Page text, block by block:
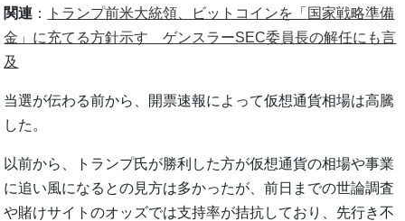
関連 ：
トランプ前米大統領、ビットコインを「国家戦略準備
金」に充てる方針示す ゲンスラーSEC委員長の解任にも言
及
当選が伝わる前から、開票速報によって仮想通貨相場は高騰
した。
以前から、トランプ氏が勝利した方が仮想通貨の相場や事業
に追い風になるとの見方は多かったが、前日までの世論調査
や賭けサイトのオッズでは支持率が拮抗しており、先行き不